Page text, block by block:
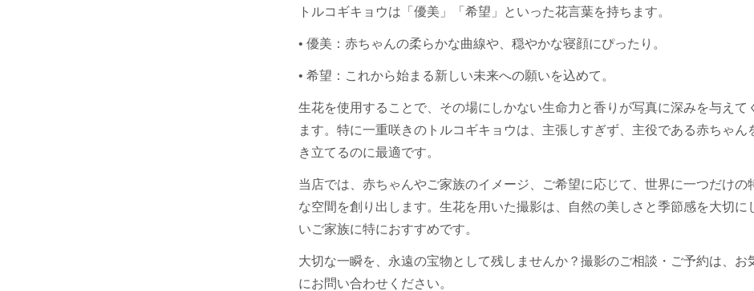
トルコギキョウは「優美」「希望」といった花言葉を持ちます。
• 優美 ：赤ちゃんの柔らかな曲線や、穏やかな寝顔にぴったり。
• 希望 ：これから始まる新しい未来への願いを込めて。
生花を使用することで、その場にしかない生命力と香りが写真に深みを与えて
ます。特に一重咲きのトルコギキョウは、主張しすぎず、主役である赤ちゃん
き立てるのに最適です。
当店では、赤ちゃんやご家族のイメージ、ご希望に応じて、世界に一つだけの
な空間を創り出します。生花を用いた撮影は、
自然の美しさと季節感を大切に
いご家族に特におすすめです。
大切な一瞬を、永遠の宝物として残しませんか？撮影のご相談・ご予約は、お
にお問い合わせください。